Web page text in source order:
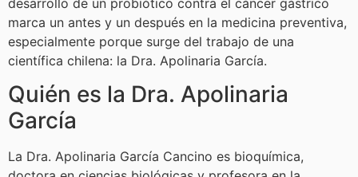
marca un antes y un después en la medicina preventiva,
especialmente porque surge del trabajo de una
científica chilena: la Dra. Apolinaria García.
Quién es la Dra. Apolinaria
García
La Dra. Apolinaria García Cancino es bioquímica,